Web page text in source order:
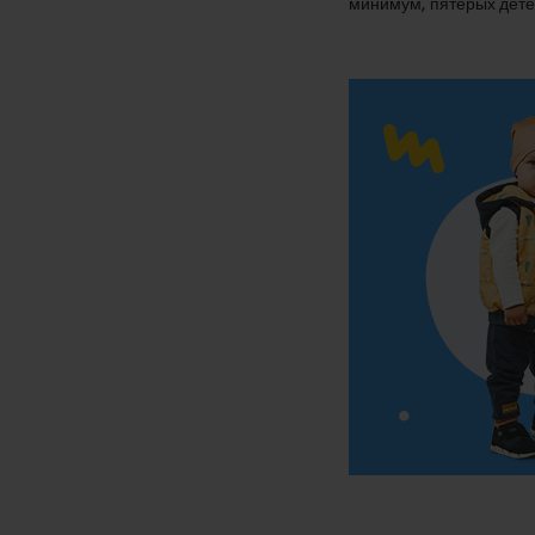
минимум, пятерых